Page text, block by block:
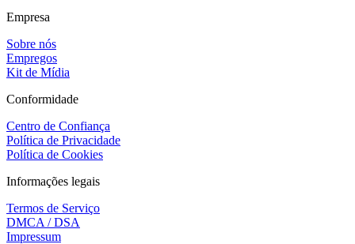
Empresa
Sobre nós
Empregos
Kit de Mídia
Conformidade
Centro de Confiança
Política de Privacidade
Política de Cookies
Informações legais
Termos de Serviço
DMCA / DSA
Impressum